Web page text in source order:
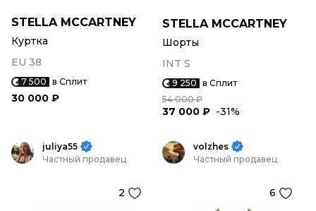
STELLA MCCARTNEY
Куртка
EU 38
7 500 в Сплит
30 000 ₽
STELLA MCCARTNEY
Шорты
INT S
9 250 в Сплит
54 000 ₽
37 000 ₽ -31%
juliya55
Частный продавец
2
volzhes
Частный продавец
6